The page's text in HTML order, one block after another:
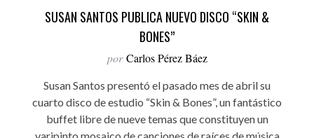
SUSAN SANTOS PUBLICA NUEVO DISCO “SKIN &
BONES”
por Carlos Pérez Báez
Susan Santos presentó el pasado mes de abril su
cuarto disco de estudio “Skin & Bones”, un fantástico
buffet libre de nueve temas que constituyen un